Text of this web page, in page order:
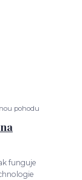
pohodu
funguje